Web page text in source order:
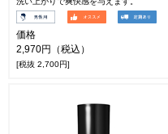
価格
2,970円（税込）
[税抜 2,700円]